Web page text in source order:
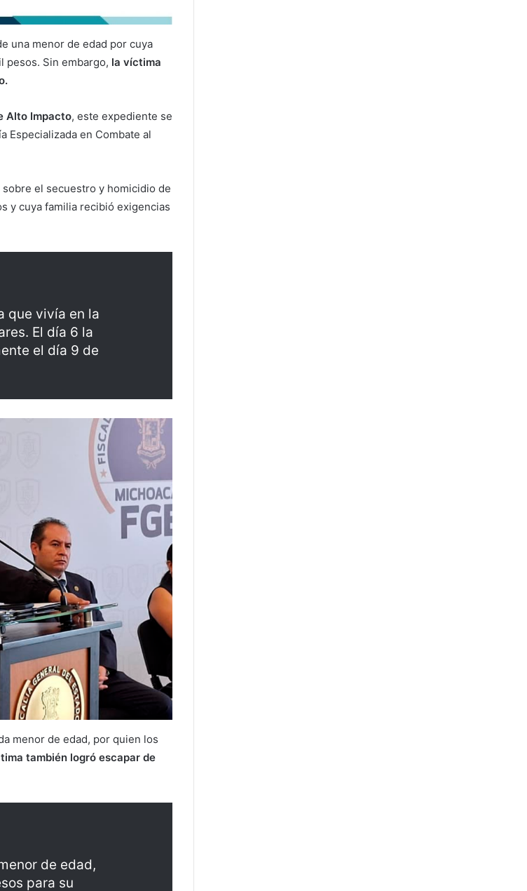
una menor de edad por cuya
pesos. Sin embargo, la víctima
Alto Impacto, este expediente se
Especializada en Combate al
el secuestro y homicidio de
y cuya familia recibió exigencias
que vivía en la
El día 6 la
el día 9 de
menor de edad, por quien los
también logró escapar de
de edad,
para su